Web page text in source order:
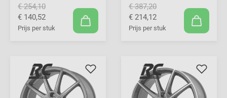
€ 254,10
€ 140,52
Prijs per stuk
€ 387,20
€ 214,12
Prijs per stuk